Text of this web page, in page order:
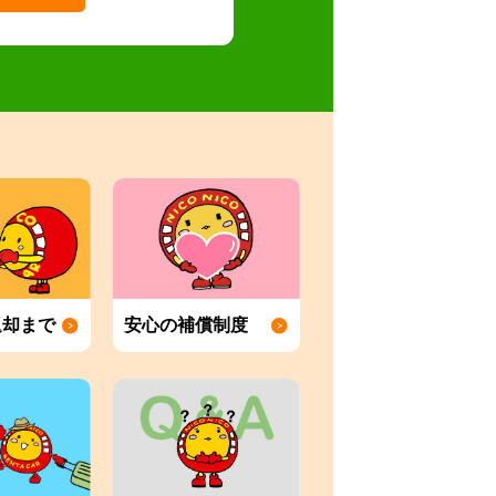
まで 安心の補償制度